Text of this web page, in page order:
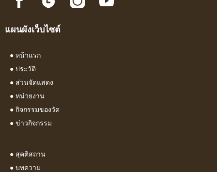
แผนผังเว็บไซต์
● หน้าแรก
● ประวัติ
● ส่วนจัดแสดง
● หน่วยงาน
● กิจกรรมของวัด
● ข่าวกิจกรรม
● สุคติสถาน
● บทความ